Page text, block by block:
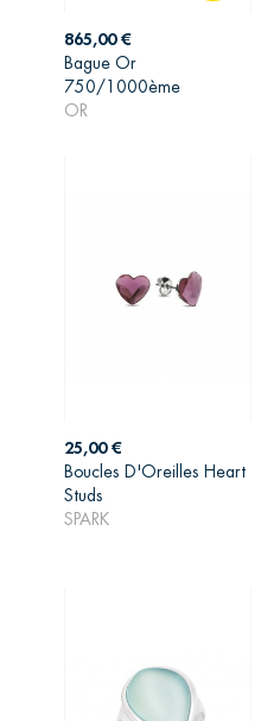
Prix
865,00 €
Bague Or
750/1000ème
OR
AJOUTER AU
PANIER
Prix
25,00 €
Boucles D'Oreilles Heart
Studs
SPARK